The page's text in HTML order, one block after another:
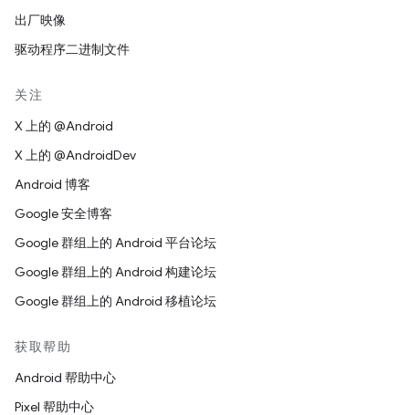
出厂映像
驱动程序二进制文件
关注
X 上的 @Android
X 上的 @AndroidDev
Android 博客
Google 安全博客
Google 群组上的 Android 平台论坛
Google 群组上的 Android 构建论坛
Google 群组上的 Android 移植论坛
获取帮助
Android 帮助中心
Pixel 帮助中心